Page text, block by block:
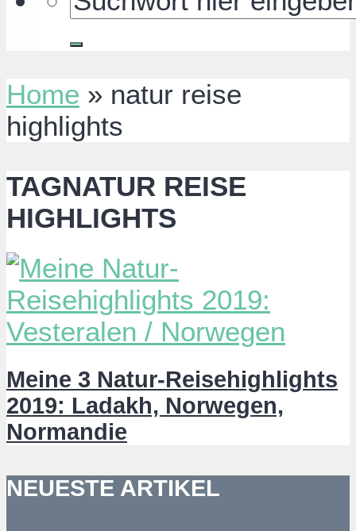
Home » natur reise
highlights
TAGNATUR REISE
HIGHLIGHTS
Meine 3 Natur-Reisehighlights
2019: Ladakh, Norwegen,
Normandie
NEUESTE ARTIKEL